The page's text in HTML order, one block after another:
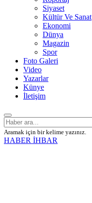
Siyaset
Kültür Ve Sanat
Ekonomi
Dünya
Magazin
Spor
Foto Galeri
Video
Yazarlar
Künye
İletişim
Aramak için bir kelime yazınız.
HABER İHBAR